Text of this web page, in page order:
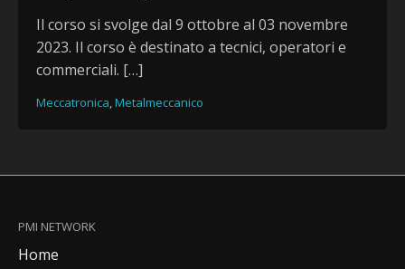
Il corso si svolge dal 9 ottobre al 03 novembre
2023. Il corso è destinato a tecnici, operatori e
commerciali. […]
Meccatronica,Metalmeccanico
PMI NETWORK
Home